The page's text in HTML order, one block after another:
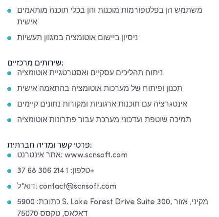
משתמש הן בפלטפורמות מוכנות והן בכלי תוכנה מותאמים
אישית
ניסיון ביישום אוטומציה במגוון תעשיות
שירותים מרכזיים:
ניתוח תהליכים עסקיים ואסטרטגיית אוטומציה
תכנון ופיתוח של מערכות אוטומציה בהתאמה אישית
אינטגרציה עם תוכנות ארגוניות ומקורות נתונים קיימים
תמיכה שוטפת ועדכוני מערכת עבור פתרונות אוטומציה
פרטי קשר ומדיה חברתית:
אתר אינטרנט: www.scnsoft.com
טלפון: 1 214 306 68 37+
דוא"ל: contact@scnsoft.com
כתובת: 5900 S. Lake Forest Drive Suite 300, מקיני, אזור
דאלאס, טקסס 75070